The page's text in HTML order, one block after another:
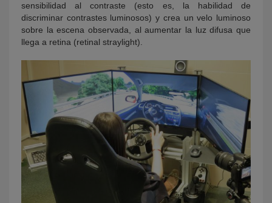
sensibilidad al contraste (esto es, la habilidad de
discriminar contrastes luminosos) y crea un velo luminoso
sobre la escena observada, al aumentar la luz difusa que
llega a retina (retinal straylight).